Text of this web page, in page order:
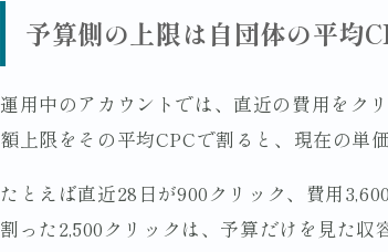
予算側の上限は自団体の平均
運用中のアカウントでは、直近の費用をク
額上限をその平均CPCで割ると、現在の単
たとえば直近28日が900クリック、費用
割った2,500クリックは、予算だけを見た